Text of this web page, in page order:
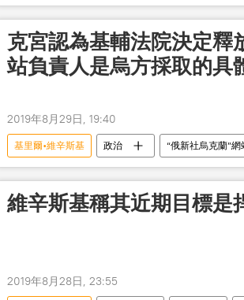
克宮認為基輔法院決定釋
站負責人是烏方採取的具
2019年8月29日, 19:40
基里爾•維辛斯基 政治 “俄新社烏克蘭”
維辛斯基稱其近期目標是
2019年8月28日, 23:55